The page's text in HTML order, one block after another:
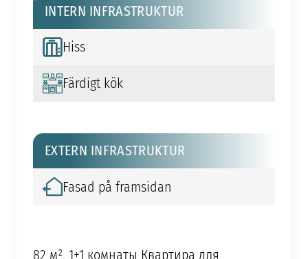
INTERN INFRASTRUKTUR
Hiss
Färdigt kök
EXTERN INFRASTRUKTUR
Fasad på framsidan
82 м², 1+1 комнаты Квартира для